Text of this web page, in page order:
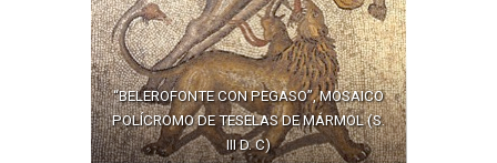
“BELEROFONTE CON PEGASO”, MOSAICO
POLÍCROMO DE TESELAS DE MÁRMOL (S.
III D. C)